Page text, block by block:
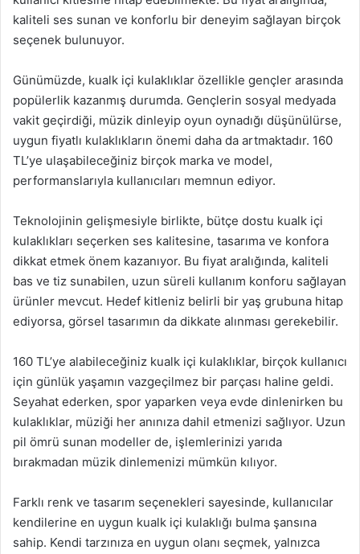
kaliteli ses sunan ve konforlu bir deneyim sağlayan birçok
seçenek bulunuyor.
Günümüzde, kualk içi kulaklıklar özellikle gençler arasında
popülerlik kazanmış durumda. Gençlerin sosyal medyada
vakit geçirdiği, müzik dinleyip oyun oynadığı düşünülürse,
uygun fiyatlı kulaklıkların önemi daha da artmaktadır. 160
TL’ye ulaşabileceğiniz birçok marka ve model,
performanslarıyla kullanıcıları memnun ediyor.
Teknolojinin gelişmesiyle birlikte, bütçe dostu kualk içi
kulaklıkları seçerken ses kalitesine, tasarıma ve konfora
dikkat etmek önem kazanıyor. Bu fiyat aralığında, kaliteli
bas ve tiz sunabilen, uzun süreli kullanım konforu sağlayan
ürünler mevcut. Hedef kitleniz belirli bir yaş grubuna hitap
ediyorsa, görsel tasarımın da dikkate alınması gerekebilir.
160 TL’ye alabileceğiniz kualk içi kulaklıklar, birçok kullanıcı
için günlük yaşamın vazgeçilmez bir parçası haline geldi.
Seyahat ederken, spor yaparken veya evde dinlenirken bu
kulaklıklar, müziği her anınıza dahil etmenizi sağlıyor. Uzun
pil ömrü sunan modeller de, işlemlerinizi yarıda
bırakmadan müzik dinlemenizi mümkün kılıyor.
Farklı renk ve tasarım seçenekleri sayesinde, kullanıcılar
kendilerine en uygun kualk içi kulaklığı bulma şansına
sahip. Kendi tarzınıza en uygun olanı seçmek, yalnızca